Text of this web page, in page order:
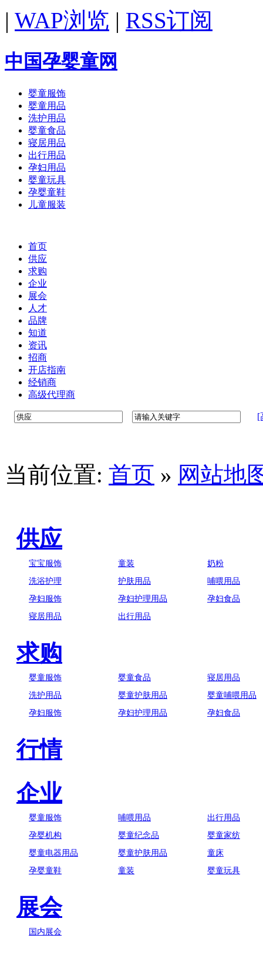
| WAP浏览 | RSS订阅
中国孕婴童网
婴童服饰
婴童用品
洗护用品
婴童食品
寝居用品
出行用品
孕妇用品
婴童玩具
孕婴童鞋
儿童服装
首页
供应
求购
企业
展会
人才
品牌
知道
资讯
招商
开店指南
经销商
高级代理商
[
当前位置: 首页 » 网站地
供应
宝宝服饰 童装
奶粉
洗浴护理
护肤用品
哺喂用品
孕妇服饰
孕妇护理用品
孕妇食品
寝居用品
出行用品
求购
婴童服饰 婴童食品
寝居用品
洗护用品
婴童护肤用品
婴童哺喂用品
孕妇服饰
孕妇护理用品 孕妇食品
行情
企业
婴童服饰 哺喂用品
出行用品
孕婴机构
婴童纪念品
婴童家纺
婴童电器用品
婴童护肤用品
童床
孕婴童鞋
童装 婴童玩具
展会
国内展会